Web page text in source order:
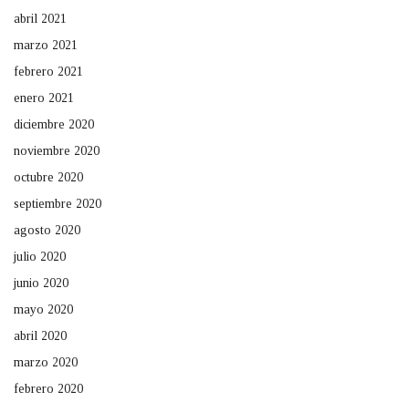
abril 2021
marzo 2021
febrero 2021
enero 2021
diciembre 2020
noviembre 2020
octubre 2020
septiembre 2020
agosto 2020
julio 2020
junio 2020
mayo 2020
abril 2020
marzo 2020
febrero 2020